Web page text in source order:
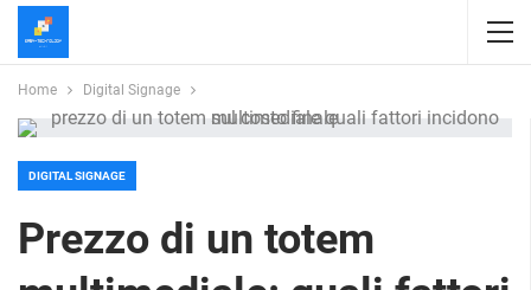
Home Digital Signage
DIGITAL SIGNAGE
Prezzo di un totem